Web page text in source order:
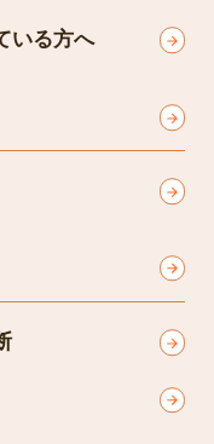
いる方へ